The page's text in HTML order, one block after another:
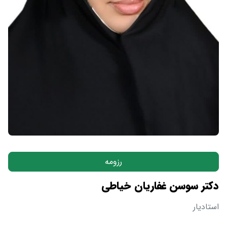
رزومه
دکتر سوسن غفاریان خیاطی
استادیار